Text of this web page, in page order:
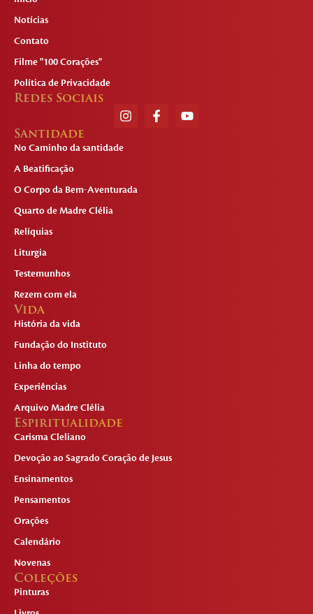
Notícias
Contato
Filme "100 Corações"
Política de Privacidade
Redes Sociais
Santidade
No Caminho da santidade
A Beatificação
O Corpo da Bem-Aventurada
Quarto de Madre Clélia
Relíquias
Liturgia
Testemunhos
Rezem com ela
Vida
História da vida
Fundação do Instituto
Linha do tempo
Experiências
Arquivo Madre Clélia
Espiritualidade
Carisma Cleliano
Devoção ao Sagrado Coração de Jesus
Ensinamentos
Pensamentos
Orações
Calendário
Novenas
Coleções
Pinturas